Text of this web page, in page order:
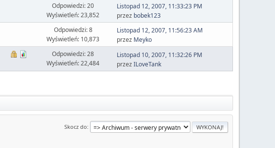
Odpowiedzi: 20
Wyświetleń: 23,852
Listopad 12, 2007, 11:33:23 PM
przez bobek123
Odpowiedzi: 8
Wyświetleń: 10,873
Listopad 12, 2007, 11:56:23 AM
przez Meyko
Odpowiedzi: 28
Wyświetleń: 22,484
Listopad 10, 2007, 11:32:26 PM
przezILoveTank
Skocz do